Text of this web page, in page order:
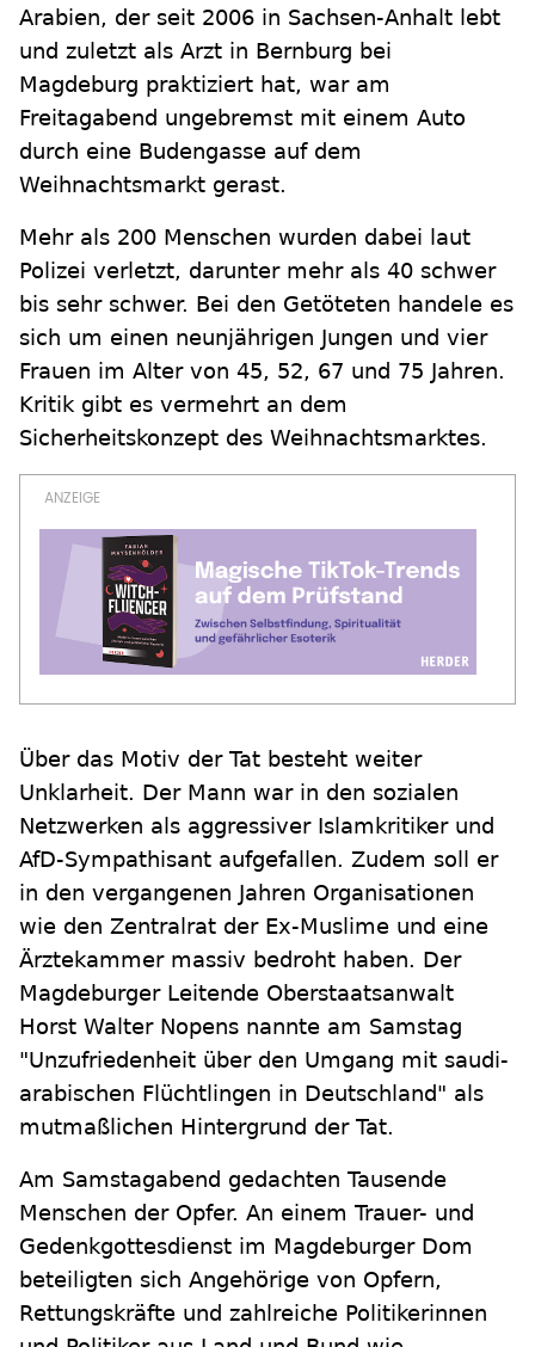
Arabien, der seit 2006 in Sachsen-Anhalt lebt
und zuletzt als Arzt in Bernburg bei
Magdeburg praktiziert hat, war am
Freitagabend ungebremst mit einem Auto
durch eine Budengasse auf dem
Weihnachtsmarkt gerast.
Mehr als 200 Menschen wurden dabei laut
Polizei verletzt, darunter mehr als 40 schwer
bis sehr schwer. Bei den Getöteten handele es
sich um einen neunjährigen Jungen und vier
Frauen im Alter von 45, 52, 67 und 75 Jahren.
Kritik gibt es vermehrt an dem
Sicherheitskonzept des Weihnachtsmarktes.
Über das Motiv der Tat besteht weiter
Unklarheit. Der Mann war in den sozialen
Netzwerken als aggressiver Islamkritiker und
AfD-Sympathisant aufgefallen. Zudem soll er
in den vergangenen Jahren Organisationen
wie den Zentralrat der Ex-Muslime und eine
Ärztekammer massiv bedroht haben. Der
Magdeburger Leitende Oberstaatsanwalt
Horst Walter Nopens nannte am Samstag
"Unzufriedenheit über den Umgang mit saudi-
arabischen Flüchtlingen in Deutschland" als
mutmaßlichen Hintergrund der Tat.
Am Samstagabend gedachten Tausende
Menschen der Opfer. An einem Trauer- und
Gedenkgottesdienst im Magdeburger Dom
beteiligten sich Angehörige von Opfern,
Rettungskräfte und zahlreiche Politikerinnen